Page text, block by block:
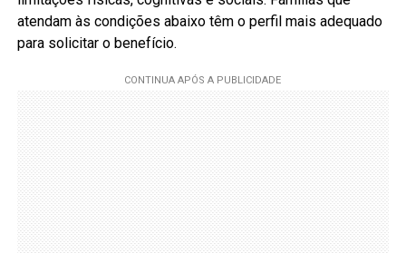
atendam às condições abaixo têm o perfil mais adequado
para solicitar o benefício.